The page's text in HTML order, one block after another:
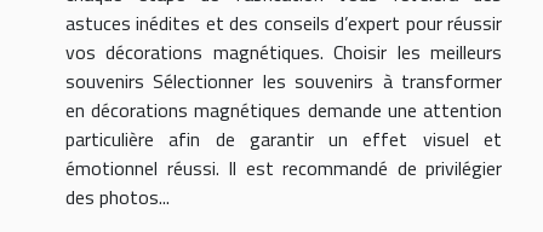
astuces inédites et des conseils d’expert pour réussir
vos décorations magnétiques. Choisir les meilleurs
souvenirs Sélectionner les souvenirs à transformer
en décorations magnétiques demande une attention
particulière afin de garantir un effet visuel et
émotionnel réussi. Il est recommandé de privilégier
des photos...